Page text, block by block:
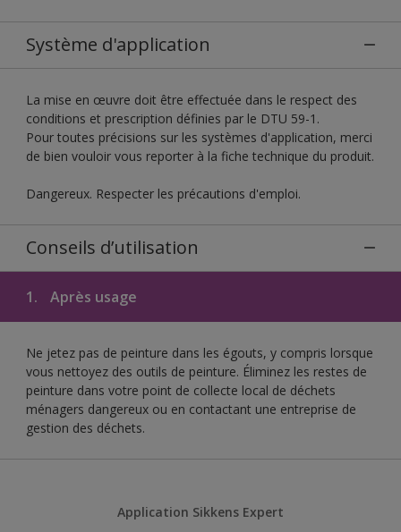
Système d'application
La mise en œuvre doit être effectuée dans le respect des
conditions et prescription définies par le DTU 59-1.
Pour toutes précisions sur les systèmes d'application, merci
de bien vouloir vous reporter à la fiche technique du produit.
Dangereux. Respecter les précautions d'emploi.
Conseils d’utilisation
1. Après usage
Ne jetez pas de peinture dans les égouts, y compris lorsque
vous nettoyez des outils de peinture. Éliminez les restes de
peinture dans votre point de collecte local de déchets
ménagers dangereux ou en contactant une entreprise de
gestion des déchets.
Application Sikkens Expert